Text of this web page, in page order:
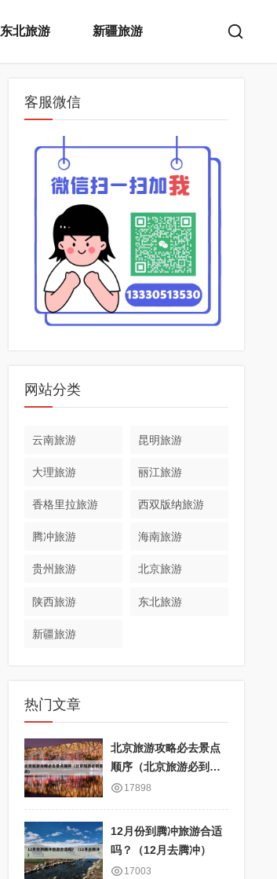
东北旅游 新疆旅游
客服微信
网站分类
云南旅游 昆明旅游
大理旅游 丽江旅游
香格里拉旅游 西双版纳旅游
腾冲旅游 海南旅游
贵州旅游 北京旅游
陕西旅游 东北旅游
新疆旅游
热门文章
北京旅游攻略必去景点
顺序（北京旅游必到景
点）17898
12月份到腾冲旅游合适
吗？（12月去腾冲）
17003